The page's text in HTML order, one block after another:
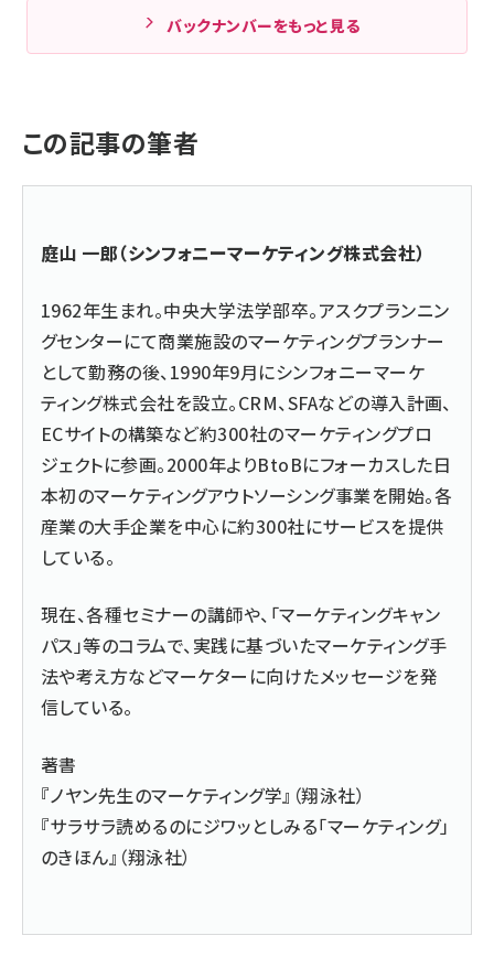
バックナンバーをもっと見る
この記事の筆者
庭山 一郎（シンフォニーマーケティング株式会社）
1962年生まれ。中央大学法学部卒。アスクプランニン
グセンターにて商業施設のマーケティングプランナー
として勤務の後、1990年9月にシンフォニーマーケ
ティング株式会社を設立。CRM、SFAなどの導入計画、
ECサイトの構築など約300社のマーケティングプロ
ジェクトに参画。2000年よりBtoBにフォーカスした日
本初のマーケティングアウトソーシング事業を開始。各
産業の大手企業を中心に約300社にサービスを提供
している。
現在、各種セミナーの講師や、「マーケティングキャン
パス 」等のコラムで、実践に基づいたマーケティング手
法や考え方などマーケターに向けたメッセージを発
信している。
著書
『ノヤン先生のマーケティング学』（翔泳社）
『サラサラ読めるのにジワッとしみる「マーケティング」
のきほん』（翔泳社）